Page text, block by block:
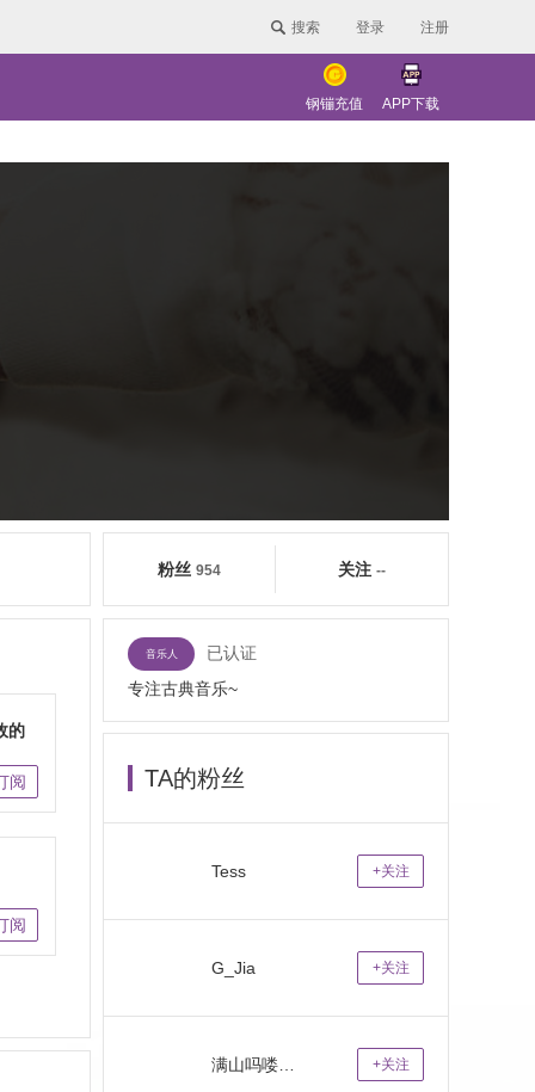
搜索 登录 注册
钢镚充值 APP下载
粉丝 954 关注 --
的
阅
阅
音乐人
已认证
专注古典音乐~
TA的粉丝
Tess +关注
G_Jia +关注
+关注